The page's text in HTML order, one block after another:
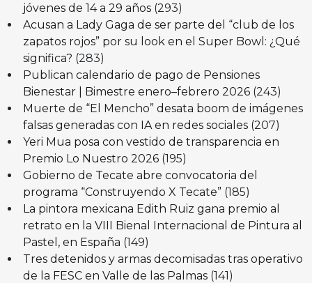
jóvenes de 14 a 29 años (293)
Acusan a Lady Gaga de ser parte del “club de los
zapatos rojos” por su look en el Super Bowl: ¿Qué
significa? (283)
Publican calendario de pago de Pensiones
Bienestar | Bimestre enero–febrero 2026 (243)
Muerte de “El Mencho” desata boom de imágenes
falsas generadas con IA en redes sociales (207)
Yeri Mua posa con vestido de transparencia en
Premio Lo Nuestro 2026 (195)
Gobierno de Tecate abre convocatoria del
programa “Construyendo X Tecate” (185)
La pintora mexicana Edith Ruiz gana premio al
retrato en la VIII Bienal Internacional de Pintura al
Pastel, en España (149)
Tres detenidos y armas decomisadas tras operativo
de la FESC en Valle de las Palmas (141)